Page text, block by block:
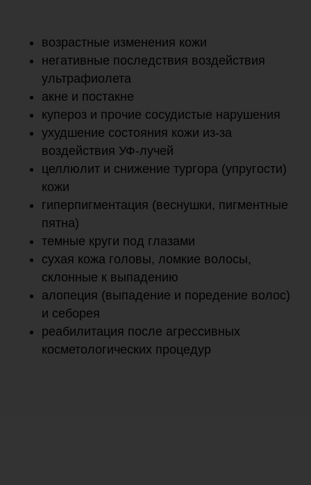
возрастные изменения кожи
негативные последствия воздействия
ультрафиолета
акне и постакне
купероз и прочие сосудистые нарушения
ухудшение состояния кожи из-за
воздействия УФ-лучей
целлюлит и снижение тургора (упругости)
кожи
гиперпигментация (веснушки, пигментные
пятна)
темные круги под глазами
сухая кожа головы, ломкие волосы,
склонные к выпадению
алопеция (выпадение и поредение волос)
и себорея
реабилитация после агрессивных
косметологических процедур